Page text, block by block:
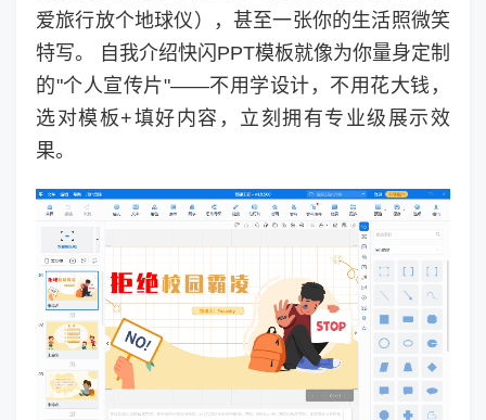
爱旅行放个地球仪），甚至一张你的生活照微笑
特写。 自我介绍快闪PPT模板就像为你量身定制
的"个人宣传片"——不用学设计，不用花大钱，
选对模板+填好内容，立刻拥有专业级展示效
果。